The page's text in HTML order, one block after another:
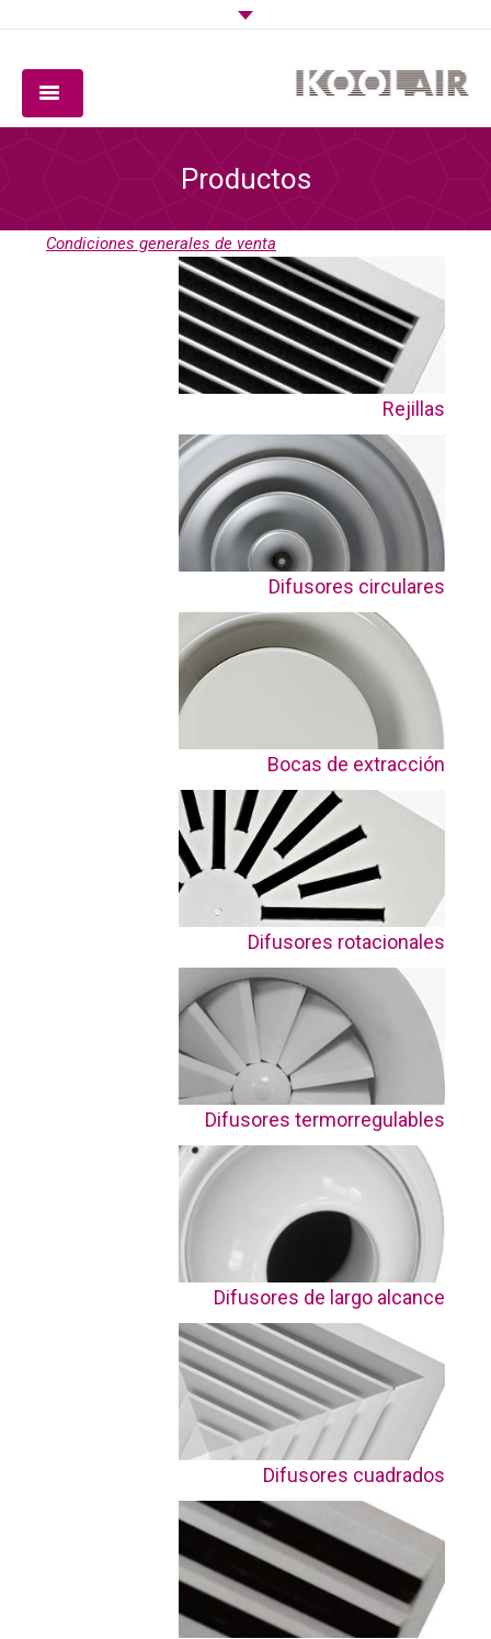
SOFTWARE
Productos
Condiciones generales de venta
Rejillas
Difusores circulares
Bocas de extracción
Difusores rotacionales
Difusores termorregulables
Difusores de largo alcance
Difusores cuadrados